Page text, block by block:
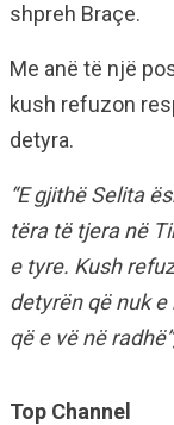
shpreh Braçe.
Me anë të një
kush refuzon
detyra.
“E gjithë Selita
tëra të tjera në
e tyre. Kush
detyrën që nuk
që e vë në
Top Channel